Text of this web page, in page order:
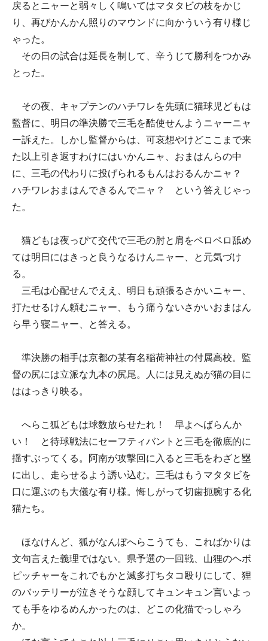
戻るとニャーと弱々しく鳴いてはマタタビの枝をかじ
り、再びかんかん照りのマウンドに向かういう有り様じ
ゃった。
その日の試合は延長を制して、辛うじて勝利をつかみ
とった。
その夜、キャプテンのハチワレを先頭に猫球児どもは
監督に、明日の準決勝で三毛を酷使せんようニャーニャ
ー訴えた。しかし監督からは、可哀想やけどここまで来
た以上引き返すわけにはいかんニャ、おまはんらの中
に、三毛の代わりに投げられるもんはおるんかニャ？
ハチワレおまはんできるんでニャ？ という答えじゃっ
た。
猫どもは夜っぴて交代で三毛の肘と肩をペロペロ舐め
ては明日にはきっと良うなるけんニャー、と元気づけ
る。
三毛は心配せんでええ、明日も頑張るさかいニャー、
打たせるけん頼むニャー、もう痛うないさかいおまはん
ら早う寝ニャー、と答える。
準決勝の相手は京都の某有名稲荷神社の付属高校。監
督の尻には立派な九本の尻尾。人には見えぬが猫の目に
ははっきり映る。
へらこ狐どもは球数放らせたれ！ 早よへばらんか
い！ と待球戦法にセーフティバントと三毛を徹底的に
揺すぶってくる。阿南が攻撃回に入ると三毛をわざと塁
に出し、走らせるよう誘い込む。三毛はもうマタタビを
口に運ぶのも大儀な有り様。悔しがって切歯扼腕する化
猫たち。
ほなけんど、狐がなんぼへらこうても、こればかりは
文句言えた義理ではない。県予選の一回戦、山狸のヘボ
ピッチャーをこれでもかと滅多打ちタコ殴りにして、狸
のバッテリーが泣きそうな顔してキュンキュン言いよっ
ても手をゆるめんかったのは、どこの化猫でっしゃろ
か。